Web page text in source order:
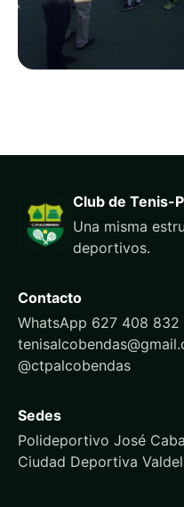
Club de Tenis-
Una misma
deportivos.
Contacto
WhatsApp 627 408 832
@ctpalcobendas
Sedes
Polideportivo José
Ciudad Deportiva